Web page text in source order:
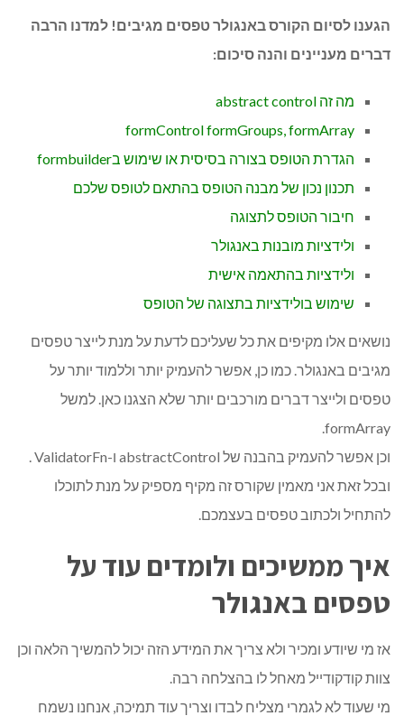
הגענו לסיום הקורס באנגולר טפסים מגיבים! למדנו הרבה
דברים מעניינים והנה סיכום:
מה זה abstract control
formControl formGroups, formArray
הגדרת הטופס בצורה בסיסית או שימוש בformbuilder
תכנון נכון של מבנה הטופס בהתאם לטופס שלכם
חיבור הטופס לתצוגה
ולידציות מובנות באנגולר
ולידציות בהתאמה אישית
שימוש בולידציות בתצוגה של הטופס
נושאים אלו מקיפים את כל שעליכם לדעת על מנת לייצר טפסים
מגיבים באנגולר. כמו כן, אפשר להעמיק יותר וללמוד יותר על
טפסים ולייצר דברים מורכבים יותר שלא הצגנו כאן. למשל
formArray.
וכן אפשר להעמיק בהבנה של abstractControl ו-ValidatorFn .
ובכל זאת אני מאמין שקורס זה מקיף מספיק על מנת לתוכלו
להתחיל ולכתוב טפסים בעצמכם.
איך ממשיכים ולומדים עוד על
טפסים באנגולר
אז מי שיודע ומכיר ולא צריך את המידע הזה יכול להמשיך הלאה וכן
צוות קודקודייל מאחל לו בהצלחה רבה.
מי שעוד לא לגמרי מצליח לבדו וצריך עוד תמיכה, אנחנו נשמח